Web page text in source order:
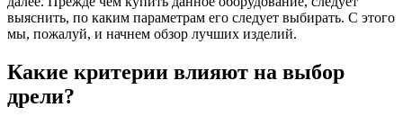
выяснить, по каким параметрам его следует выбирать. С этого
мы, пожалуй, и начнем обзор лучших изделий.
Какие критерии влияют на выбор
дрели?